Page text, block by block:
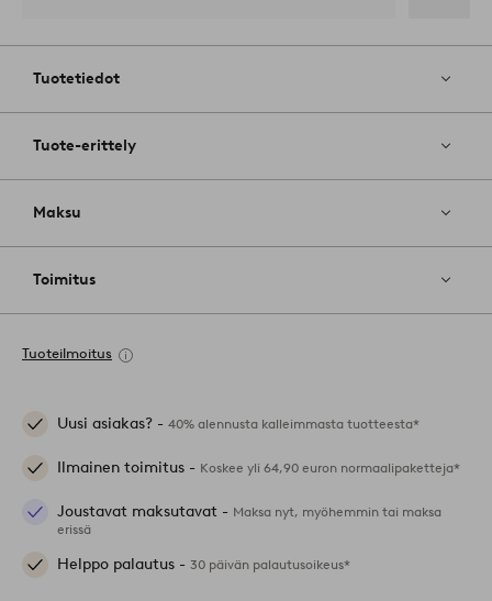
Tuotetiedot
Tuote-erittely
Maksu
Toimitus
Tuoteilmoitus
Uusi asiakas? - 40% alennusta kalleimmasta tuotteesta*
Ilmainen toimitus - Koskee yli 64,90 euron normaalipaketteja*
Joustavat maksutavat - Maksa nyt, myöhemmin tai maksa
erissä
Helppo palautus - 30 päivän palautusoikeus*